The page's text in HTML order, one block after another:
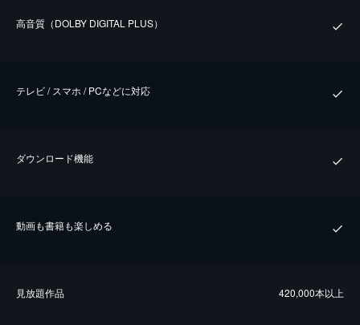
⾼⾳質（DOLBY DIGITAL PLUS）
テレビ / スマホ / PCなどに対応
ダウンロード機能
動画も書籍も楽しめる
⾒放題作品 420,000本以上